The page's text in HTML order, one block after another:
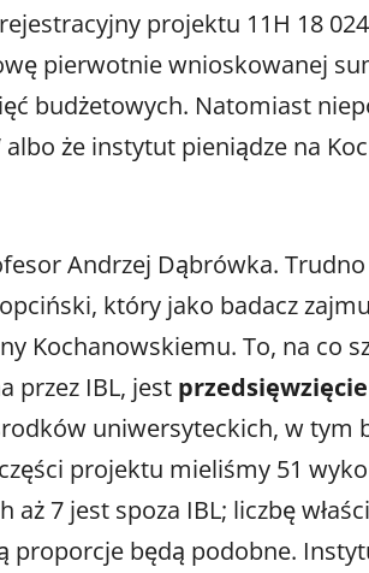
projektu 11H 18
pierwotnie wnioskowanej
budżetowych. Natomiast
że instytut pieniądze na
Andrzej Dąbrówka.
który jako badacz
Kochanowskiemu. To, na co
przez IBL, jest
uniwersyteckich, w tym
projektu mieliśmy 51
7 jest spoza IBL; liczbę
będą podobne.